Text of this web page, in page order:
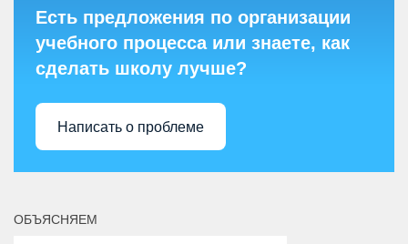
Есть предложения по организации
учебного процесса или знаете, как
сделать школу лучше?
Написать о проблеме
ОБЪЯСНЯЕМ